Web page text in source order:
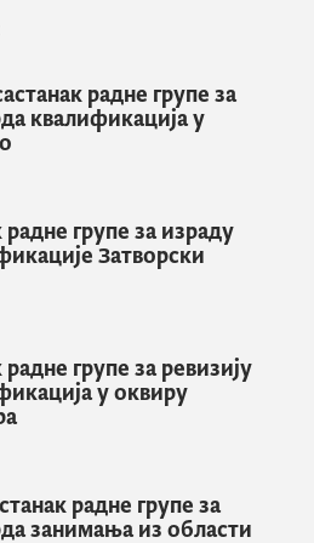
организоваће се
Црну Гору 2022 -
Министарство
Ерасмус+ програма уз
организовати ЕПАЛЕ
подршке (ЦСС) су
конференција
у Скопљу; онлине
заједнице –
за будућност”; годишња
постигнућа и
радне групе за
квалификација у
групе за израду
Затворски
групе за ревизију
у оквиру
радне групе за
занимања из области